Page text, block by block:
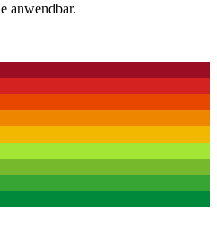
anwendbar.